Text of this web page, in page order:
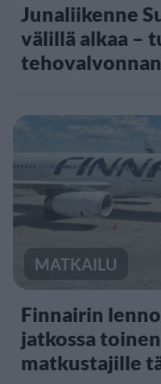
Junaliikenne
välillä alkaa –
tehovalvonnan
MATKAILU
Finnairin
jatkossa
matkustajille